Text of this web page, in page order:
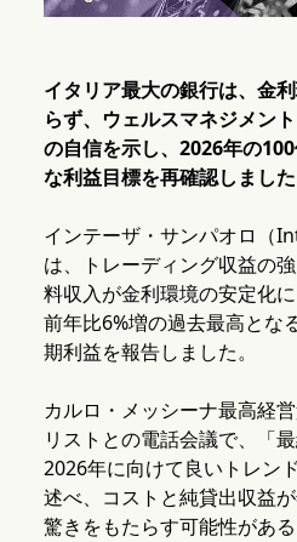
イタリア最大の銀行は、金
らず、ウェルスマネジメン
の自信を示し、2026年の
な利益目標を再確認しました
インテーザ・サンパオロ（
は、トレーディング収益の
料収入が金利環境の安定化に
前年比6%増の過去最高とな
期利益を報告しました。
カルロ・メッシーナ最高経
リストとの電話会議で、「
2026年に向けて良いトレン
述べ、コストと純貸出収益
驚きをもたらす可能性がある